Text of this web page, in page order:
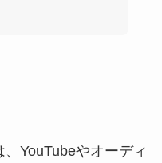
YouTubeやオーディ